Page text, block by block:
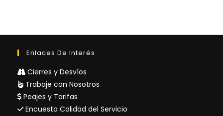
Enlaces De Interés
Cierres y Desvíos
Trabaje con Nosotros
Peajes y Tarifas
Encuesta Calidad del Servicio